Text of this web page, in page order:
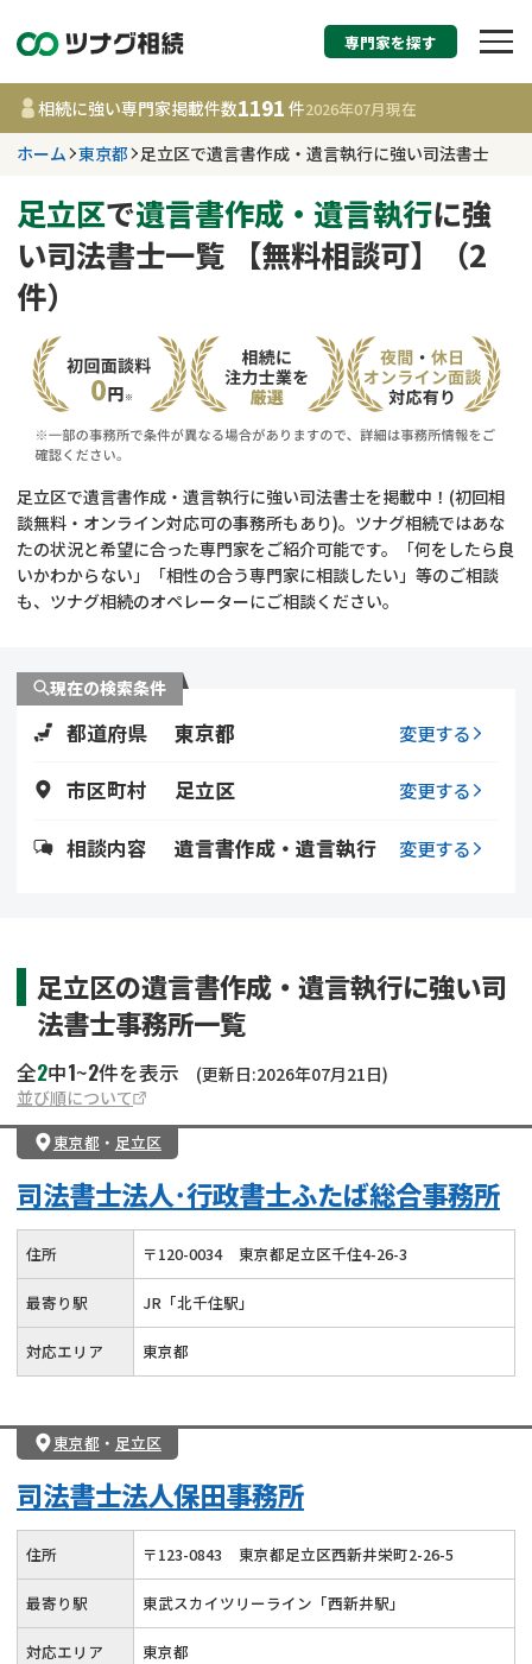
相続税申告・相続手
す
東京都
事務所 1191
相談内容で探す
遺言書作成・遺言執行
相続登記
遺留分侵害額請求
相続手続き
不動産評価(相続不動
費用相場
コラム
相続手続き
遺言
調査・アンケート
専門家を探す
相続に強い専門家掲載件数1191 件2026年07月現在
ホーム 東京都 足立区で遺言書作成・遺言執行に強い司法書士
足立区で遺言書作成・遺言執行に強
い司法書士一覧 【無料相談可】（2
件）
足立区で遺言書作成・遺言執行に強い司法書士を掲載中！(初回相
談無料・オンライン対応可の事務所もあり)。ツナグ相続ではあな
たの状況と希望に合った専門家をご紹介可能です。「何をしたら良
いかわからない」「相性の合う専門家に相談したい」等のご相談
も、ツナグ相続のオペレーターにご相談ください。
現在の検索条件
都道府県 東京都 変更する
市区町村 足立区 変更する
相談内容 遺言書作成・遺言執行 変更する
足立区の遺言書作成・遺言執行に強い司
法書士事務所一覧
全2中1~2件を表示
(更新日:2026年07月21日)
並び順について
東京都 ・ 足立区
司法書士法人･行政書士ふたば総合事務所
住所 〒120-0034 東京都足立区千住4-26-3
最寄り駅 JR「北千住駅」
対応エリア 東京都
東京都 ・ 足立区
司法書士法人保田事務所
住所 〒123-0843 東京都足立区西新井栄町2-26-5
最寄り駅 東武スカイツリーライン「西新井駅」
対応エリア 東京都